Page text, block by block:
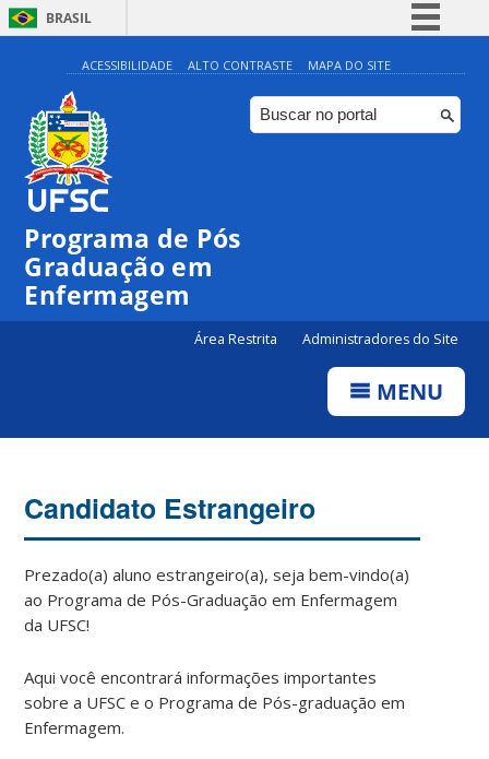
BRASIL
Simplifique!
Comunica BR
Participe
ACESSIBILIDADE ALTO CONTRASTE MAPA DO SITE
Programa de Pós
Graduação em
Enfermagem
Área Restrita Administradores do Site
MENU
Candidato Estrangeiro
Prezado(a) aluno estrangeiro(a), seja bem-vindo(a)
ao Programa de Pós-Graduação em Enfermagem
da UFSC!
Aqui você encontrará informações importantes
sobre a UFSC e o Programa de Pós-graduação em
Enfermagem.